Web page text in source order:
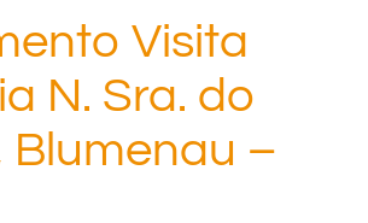
Visita
N. Sra. do
Blumenau –